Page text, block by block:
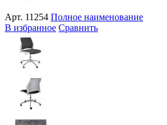
Арт. 11254 Полное наименование
В избранное Сравнить